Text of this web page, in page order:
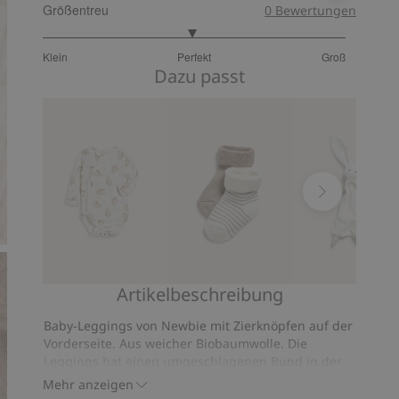
Größentreu
Klein Perfekt Groß
von
0 Bewertungen
Dazu passt
mit
Tiermuster
Socken
2er-
Pck.
Kaninchen
Artikelbeschreibung
Mehr anzeigen
Baby-Leggings von Newbie mit Zierknöpfen auf der
Vorderseite. Aus weicher Biobaumwolle. Die
Taille und umgeschlagene Bündchen an den